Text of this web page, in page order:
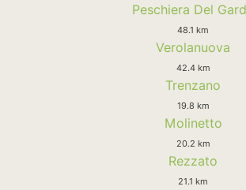
Peschiera Del
48.1 km
Verolanuova
42.4 km
Trenzano
19.8 km
Molinetto
20.2 km
Rezzato
21.1 km